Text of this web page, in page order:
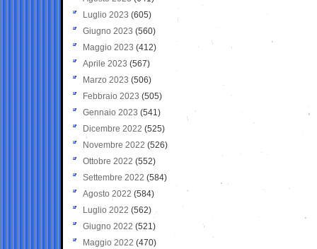
Luglio 2023 (605)
Giugno 2023 (560)
Maggio 2023 (412)
Aprile 2023 (567)
Marzo 2023 (506)
Febbraio 2023 (505)
Gennaio 2023 (541)
Dicembre 2022 (525)
Novembre 2022 (526)
Ottobre 2022 (552)
Settembre 2022 (584)
Agosto 2022 (584)
Luglio 2022 (562)
Giugno 2022 (521)
Maggio 2022 (470)